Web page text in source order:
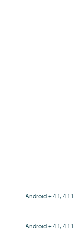
Android + 4.1, 4.1.1
Android + 4.1, 4.1.1